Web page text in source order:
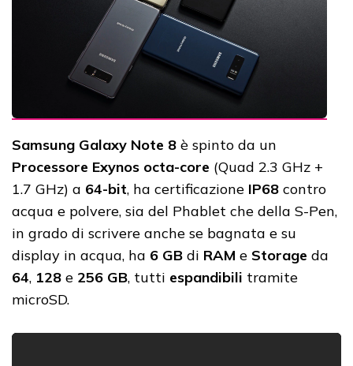
Samsung Galaxy Note 8 è spinto da un
Processore Exynos octa-core (Quad 2.3 GHz +
1.7 GHz) a 64-bit, ha certificazione IP68 contro
acqua e polvere, sia del Phablet che della S-Pen,
in grado di scrivere anche se bagnata e su
display in acqua, ha 6 GB di RAM e Storage da
64, 128 e 256 GB, tutti espandibili tramite
microSD.